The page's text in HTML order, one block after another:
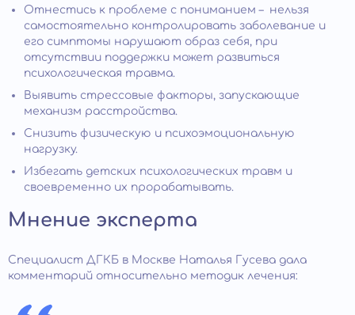
Отнестись к проблеме с пониманием – нельзя
самостоятельно контролировать заболевание и
его симптомы нарушают образ себя, при
отсутствии поддержки может развиться
психологическая травма.
Выявить стрессовые факторы, запускающие
механизм расстройства.
Снизить физическую и психоэмоциональную
нагрузку.
Избегать детских психологических травм и
своевременно их прорабатывать.
Мнение эксперта
Специалист ДГКБ в Москве Наталья Гусева дала
комментарий относительно методик лечения: